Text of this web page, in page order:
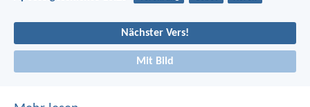
Nächster Vers!
Mit Bild